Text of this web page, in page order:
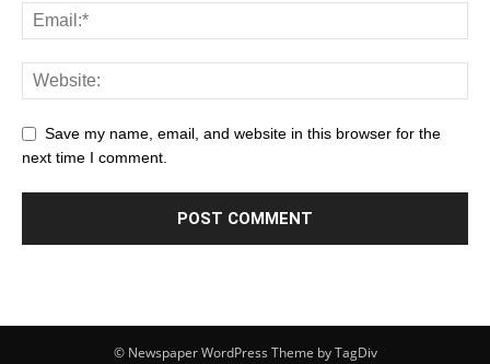
Save my name, email, and website in this browser for the
next time I comment.
© Newspaper WordPress Theme by TagDiv